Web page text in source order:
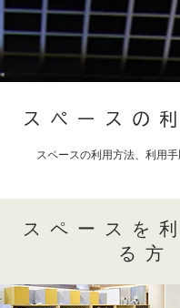
スペースの
スペースの利用方法、利用
スペースを
る方